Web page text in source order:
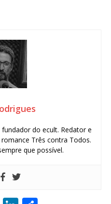
do ecult. Redator e
Três contra Todos.
que possível.